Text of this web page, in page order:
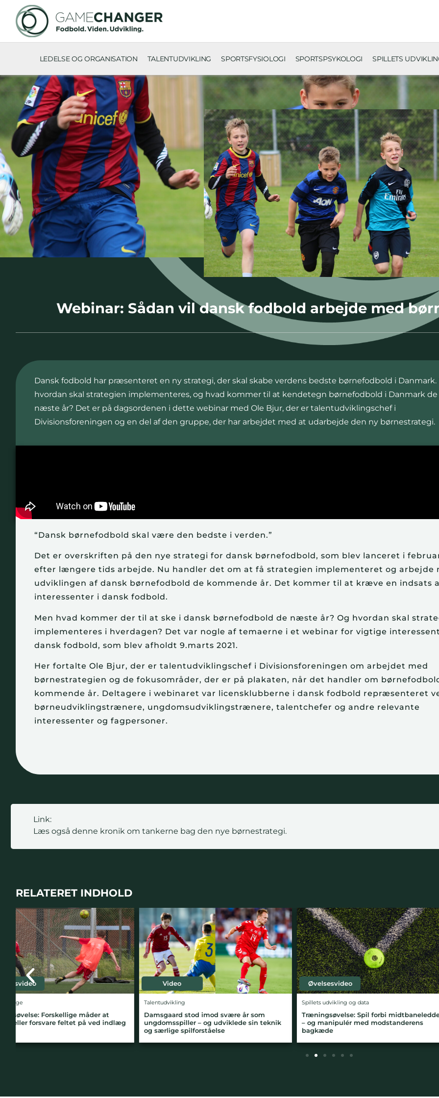
LEDELSE OG ORGANISATION TALENTUDVIKLING SPORTSFYSIOLOGI SPORTSPSYKOLOGI SPILLETS
Webinar: Sådan vil dansk fodbold arbejde med
Dansk fodbold har præsenteret en ny strategi, der skal skabe verdens bedste børnefodbold i Danmark.
hvordan skal strategien implementeres, og hvad kommer til at kendetegn børnefodbold i Danmark de
næste år? Det er på dagsordenen i dette webinar med Ole Bjur, der er talentudviklingschef i
Divisionsforeningen og en del af den gruppe, der har arbejdet med at udarbejde den ny børnestrategi.
“Dansk børnefodbold skal være den bedste i verden.”
Det er overskriften på den nye strategi for dansk børnefodbold, som blev lanceret i
efter længere tids arbejde. Nu handler det om at få strategien implementeret og arbejde
udviklingen af dansk børnefodbold de kommende år. Det kommer til at kræve en indsats
interessenter i dansk fodbold.
Men hvad kommer der til at ske i dansk børnefodbold de næste år? Og hvordan skal
implementeres i hverdagen? Det var nogle af temaerne i et webinar for vigtige
dansk fodbold, som blev afholdt 9.marts 2021.
Her fortalte Ole Bjur, der er talentudviklingschef i Divisionsforeningen om arbejdet med
børnestrategien og de fokusområder, der er på plakaten, når det handler om
kommende år. Deltagere i webinaret var licensklubberne i dansk fodbold repræsenteret
børneudviklingstrænere, ungdomsudviklingstrænere, talentchefer og andre relevante
interessenter og fagpersoner.
Link:
Læs også denne kronik om tankerne bag den nye børnestrategi.
RELATERET INDHOLD
Video
Talentudvikling
Damsgaard stod imod svære år som
ungdomsspiller – og udviklede sin teknik
Øvelsesvideo
Spillets udvikling og data
Træningsøvelse: Spil forbi midtbaneleddet
– og manipulér med modstanderens
bagkæde
Øvelsesvideo
Spillets udvikling og data
Træningsøvelse: Udnyt det
skabt ved sideskifte